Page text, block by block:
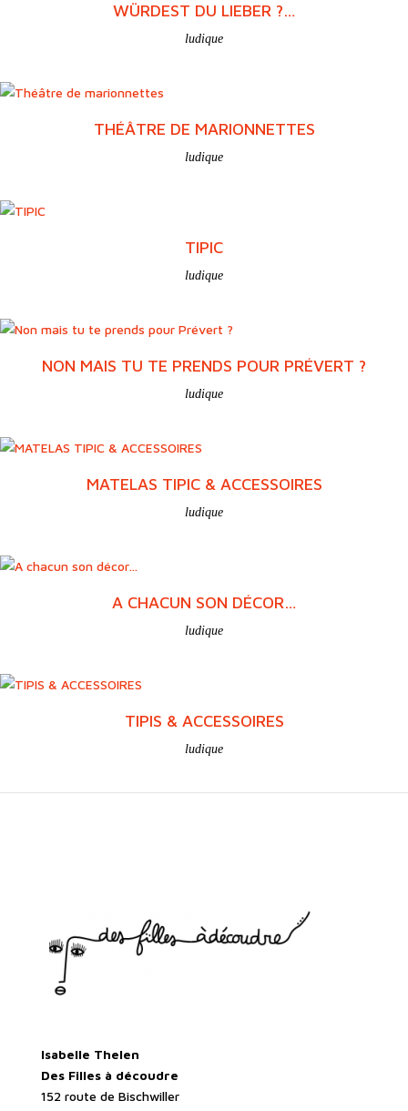
WÜRDEST DU LIEBER ?…
ludique
THÉÂTRE DE MARIONNETTES
ludique
TIPIC
ludique
NON MAIS TU TE PRENDS POUR PRÉVERT ?
ludique
MATELAS TIPIC & ACCESSOIRES
ludique
A CHACUN SON DÉCOR…
ludique
TIPIS & ACCESSOIRES
ludique
Isabelle Thelen
Des Filles à découdre
152 route de Bischwiller